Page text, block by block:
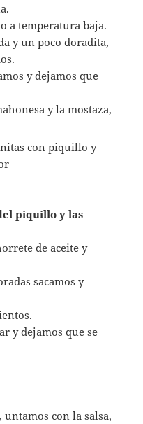
a temperatura baja.
y un poco doradita,
y dejamos que
y la mostaza,
piquillo y las
de aceite y
sacamos y
y dejamos que se
untamos con la salsa,